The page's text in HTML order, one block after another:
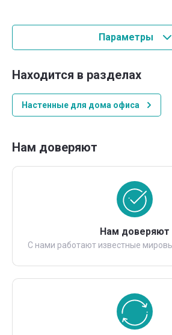
Параметры
Находится в разделах
Настенные для дома офиса
Нам доверяют
Нам доверяют
С нами работают известные